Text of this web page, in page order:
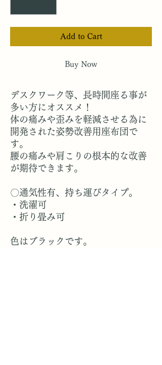
Add to Cart
Buy Now
デスクワーク等、長時間座る事が
多い方にオススメ！
体の痛みや歪みを軽減させる為に
開発された姿勢改善用座布団で
す。
腰の痛みや肩こりの根本的な改善
が期待できます。
〇通気性有、持ち運びタイプ。
・洗濯可
・折り畳み可
色はブラックです。